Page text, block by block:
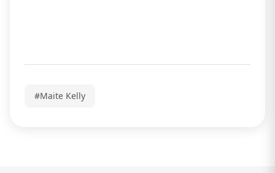
#Maite Kelly